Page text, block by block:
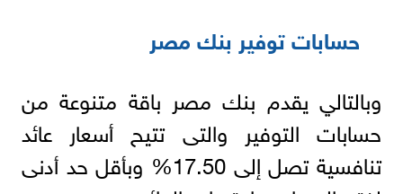
حسابات توفير بنك مصر
وبالتالي يقدم بنك مصر باقة متنوعة من
حسابات التوفير والتى تتيح أسعار عائد
تنافسية تصل إلى 17.50% وبأقل حد أدنى